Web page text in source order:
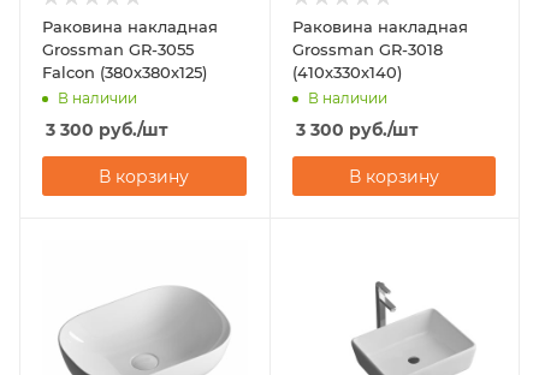
Раковина накладная
Grossman GR-3055
Falcon (380х380х125)
В наличии
3 300 руб./шт
В корзину
Раковина накладная
Grossman GR-3018
(410х330х140)
В наличии
3 300 руб./шт
В корзину